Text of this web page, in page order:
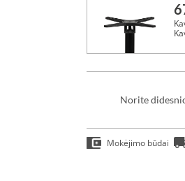
Norite
Mokėjimo būdai